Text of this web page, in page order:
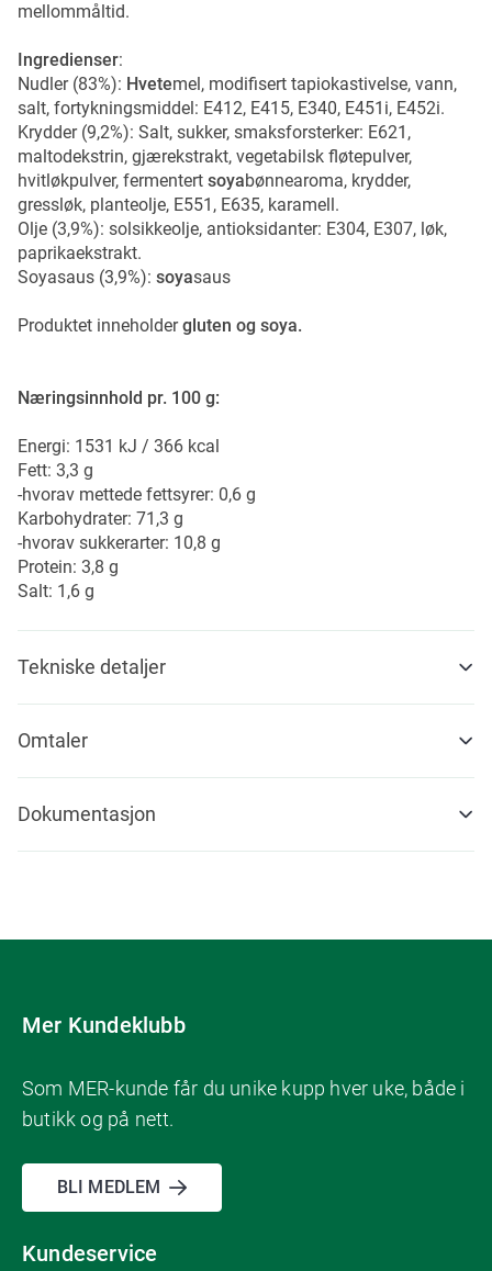
mellommåltid.
Ingredienser:
Nudler (83%): Hvetemel, modifisert tapiokastivelse, vann,
salt, fortykningsmiddel: E412, E415, E340, E451i, E452i.
Krydder (9,2%): Salt, sukker, smaksforsterker: E621,
maltodekstrin, gjærekstrakt, vegetabilsk fløtepulver,
hvitløkpulver, fermentert soyabønnearoma, krydder,
gressløk, planteolje, E551, E635, karamell.
Olje (3,9%): solsikkeolje, antioksidanter: E304, E307, løk,
paprikaekstrakt.
Soyasaus (3,9%): soyasaus
Produktet inneholdergluten og soya.
Næringsinnhold pr. 100 g:
Energi: 1531 kJ / 366 kcal
Fett: 3,3 g
-hvorav mettede fettsyrer: 0,6 g
Karbohydrater: 71,3 g
-hvorav sukkerarter: 10,8 g
Protein: 3,8 g
Salt: 1,6 g
Tekniske detaljer
Omtaler
Dokumentasjon
Mer Kundeklubb
Som MER-kunde får du unike kupp hver uke, både i
butikk og på nett.
BLI MEDLEM
Kundeservice